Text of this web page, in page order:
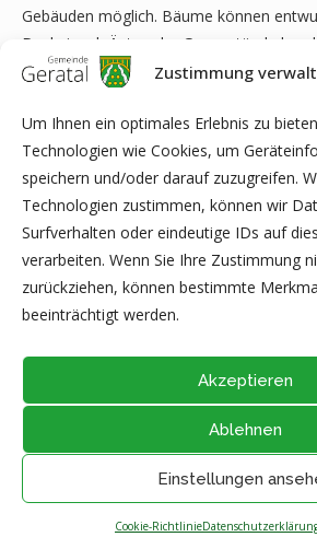
Zustimmung
Um Ihnen ein optimales Erlebnis zu
Technologien wie Cookies, um
speichern und/oder darauf zuzugreifen.
Technologien zustimmen, können wir
Surfverhalten oder eindeutige IDs auf
verarbeiten. Wenn Sie Ihre Zustimmung
zurückziehen, können bestimmte
beeinträchtigt werden.
Akzeptieren
Ablehnen
Einstellungen
Cookie-Richtlinie
Gebäuden möglich. Bäume können
Dachziegel, Äste oder Gegenstände
Schließen Sie alle Fenster und Türen!
im Freien!
Halten Sie insbesondere Abstand von
Gerüsten und Hochspannungsleitungen.
i. A. T. Streichhardt-Ritzmann
Gemeindeverwaltung Geratal
Ordnungsamt
@2026 - Alle Rechte vorbehalten durch
DATENSCHUTZ|
NACH OBEN